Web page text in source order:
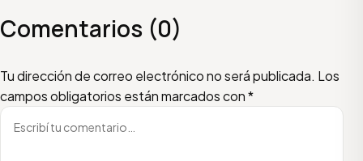
Comentarios (0)
Tu dirección de correo electrónico no será publicada. Los
campos obligatorios están marcados con*
Escribí tu comentario
Nombre
Email